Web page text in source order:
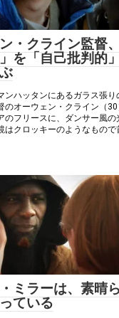
・クライン監督
を「自己批判的
ンハッタンにあるガラス張り
のオーウェン・クライン（
のフリースに、ダンサー風の
はクロッキーのようなもので
ミラーは、素晴
ている